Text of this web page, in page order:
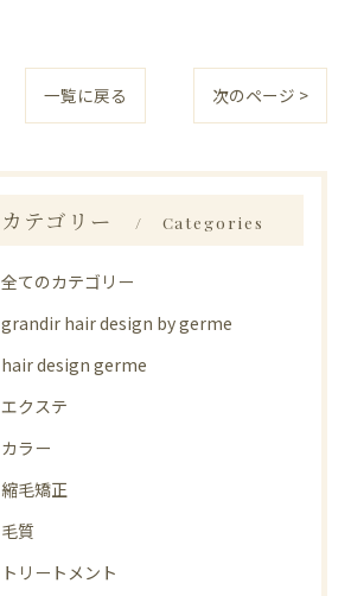
一覧に戻る 次のページ >
カテゴリー Categories
全てのカテゴリー
grandir hair design by germe
hair design germe
エクステ
カラー
縮毛矯正
毛質
トリートメント